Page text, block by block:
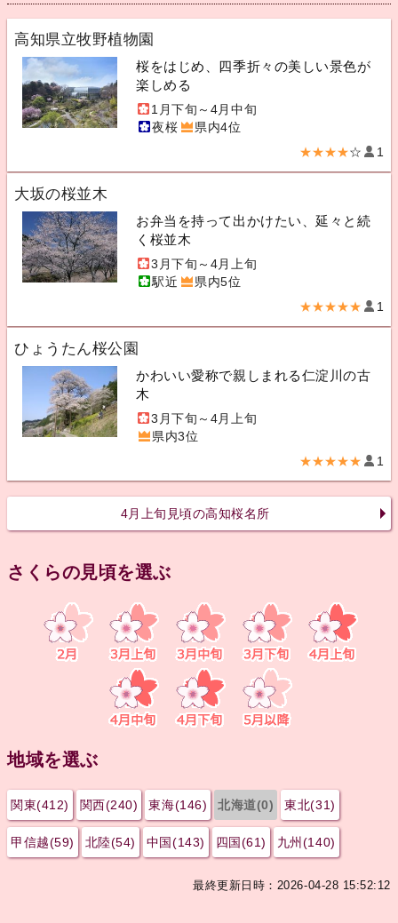
高知県立牧野植物園
桜をはじめ、四季折々の美しい景色が
楽しめる
1月下旬～4月中旬
夜桜
県内4位
★★★★☆ 1
大坂の桜並木
お弁当を持って出かけたい、延々と続
く桜並木
3月下旬～4月上旬
駅近
県内5位
★★★★★ 1
ひょうたん桜公園
かわいい愛称で親しまれる仁淀川の古
木
3月下旬～4月上旬
県内3位
★★★★★ 1
4月上旬見頃の高知桜名所
さくらの見頃を選ぶ
地域を選ぶ
関東(412) 関西(240) 東海(146) 北海道(0) 東北(31)
甲信越(59) 北陸(54) 中国(143) 四国(61) 九州(140)
最終更新日時：2026-04-28 15:52:12